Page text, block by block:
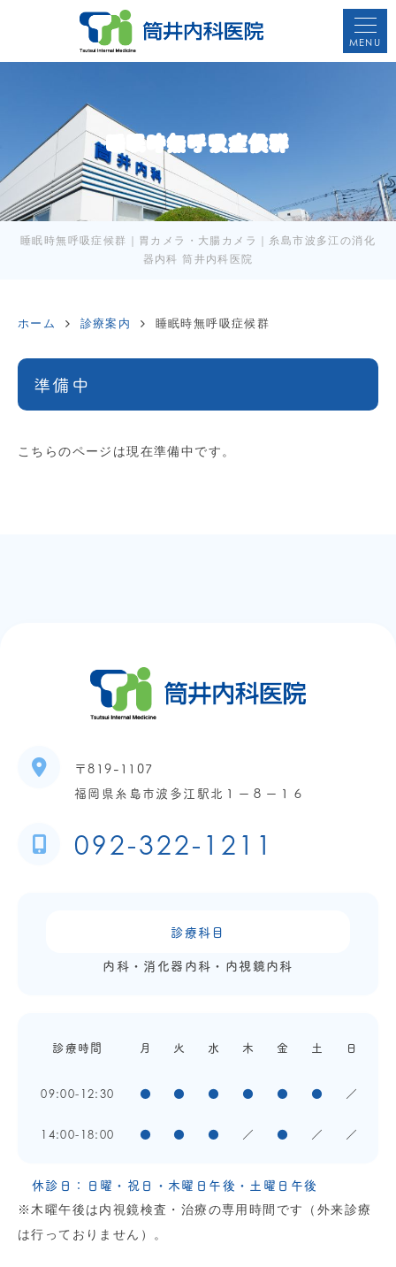
MENU
睡眠時無呼吸症候群
睡眠時無呼吸症候群｜胃カメラ・大腸カメラ｜糸島市波多江の消化
器内科 筒井内科医院
ホーム 診療案内 睡眠時無呼吸症候群
準備中
こちらのページは現在準備中です。
〒819-1107
福岡県糸島市波多江駅北１ー８ー１６
092-322-1211
診療科目
内科・消化器内科・内視鏡内科
診療時間 月 火 水 木 金 土 日
09:00-12:30 ● ● ● ● ● ● ／
14:00-18:00 ● ● ● ／ ● ／ ／
休診日：日曜・祝日・木曜日午後・土曜日午後
※木曜午後は内視鏡検査・治療の専用時間です（外来診療
は行っておりません）。